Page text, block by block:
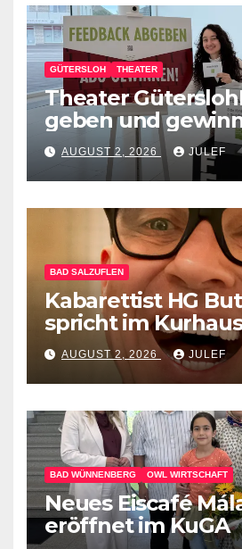
GÜTERSLOH THEATER
Theater
geben und
AUGUST 2, 2026 JULEF
BAD SALZUFLEN
Kabarettist HG
spricht im
September Klartext
menschlich anstatt
AUGUST 2, 2026 JULEF
BAD WÜNNENBERG OWL WIRTSCHAFT
Neues Eiscafé
eröffnet im KuGA